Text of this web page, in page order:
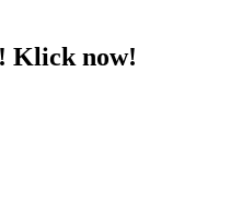
Klick now!